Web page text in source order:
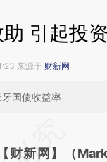
引起投
来源于 财新网
国债收益率
基于
【财新网】（